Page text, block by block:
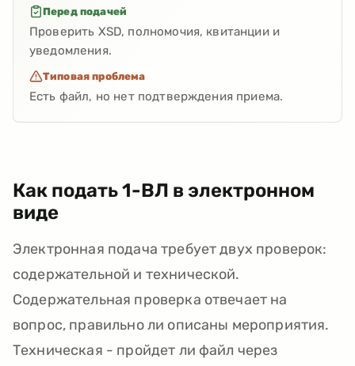
Перед подачей
Проверить XSD, полномочия, квитанции и
уведомления.
Типовая проблема
Есть файл, но нет подтверждения приема.
Как подать 1-ВЛ в электронном
виде
Электронная подача требует двух проверок:
содержательной и технической.
Содержательная проверка отвечает на
вопрос, правильно ли описаны мероприятия.
Техническая - пройдет ли файл через